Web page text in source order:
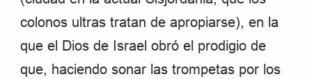
colonos ultras tratan de apropiarse), en la
que el Dios de Israel obró el prodigio de
que, haciendo sonar las trompetas por los